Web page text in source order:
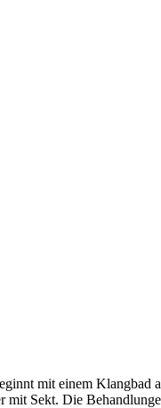
mit einem Klangbad
Sekt. Die